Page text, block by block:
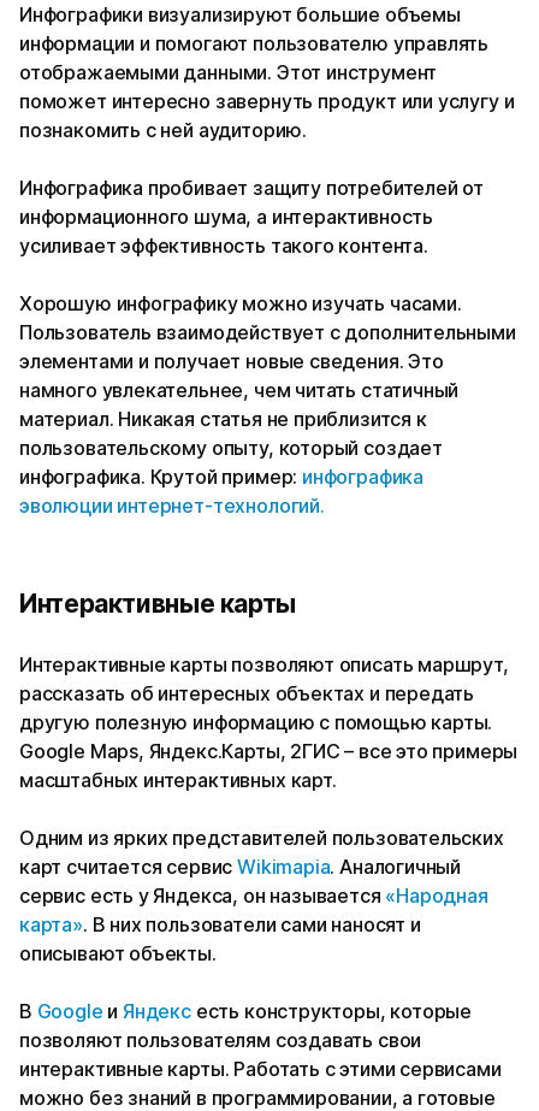
Инфографики визуализируют большие объемы
информации и помогают пользователю управлять
отображаемыми данными. Этот инструмент
поможет интересно завернуть продукт или услугу и
познакомить с ней аудиторию.
Инфографика пробивает защиту потребителей от
информационного шума, а интерактивность
усиливает эффективность такого контента.
Хорошую инфографику можно изучать часами.
Пользователь взаимодействует с дополнительными
элементами и получает новые сведения. Это
намного увлекательнее, чем читать статичный
материал. Никакая статья не приблизится к
пользовательскому опыту, который создает
инфографика. Крутой пример: инфографика
эволюции интернет-технологий.
Интерактивные карты
Интерактивные карты позволяют описать маршрут,
рассказать об интересных объектах и передать
другую полезную информацию с помощью карты.
Google Maps, Яндекс.Карты, 2ГИС – все это примеры
масштабных интерактивных карт.
Одним из ярких представителей пользовательских
карт считается сервисWikimapia. Аналогичный
сервис есть у Яндекса, он называется «Народная
карта». В них пользователи сами наносят и
описывают объекты.
В Google и Яндексесть конструкторы, которые
позволяют пользователям создавать свои
интерактивные карты. Работать с этими сервисами
можно без знаний в программировании, а готовые